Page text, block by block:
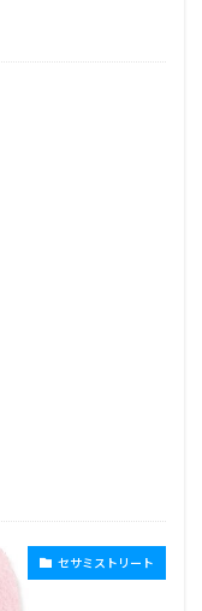
セサミストリート